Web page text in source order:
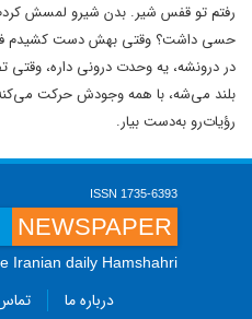
رفتم تو قفس شیر. بدن شیرو لمسش
حسی داشت؟ وقتی بهش دست کشیدم
در درونشه، یه وحدت درونی داره،
بلند می‌شه، با همه وجودش حرکت
رؤیات‌رو به‌دست بیار.
ISSN 1735-6393
NEWSPAPER
Iranian daily Hamshahri
درباره ما